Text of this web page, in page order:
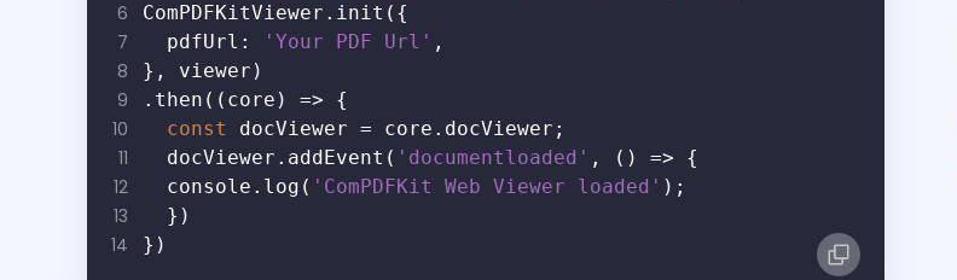
6 ComPDFKitViewer.init({
7
  pdfUrl:
'Your PDF Url' ,
8 }, viewer)
9 .then((core) => {
10 const docViewer = core.docViewer;
11
  docViewer.addEvent(
'documentloaded' , () => {
12
  console.log(
'ComPDFKit Web Viewer loaded' );
13
  })
14 })